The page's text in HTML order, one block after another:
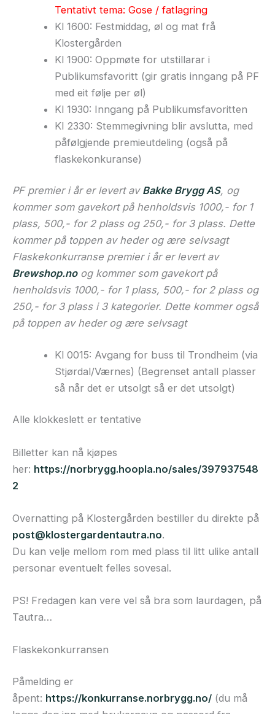
Tentativt tema: Gose / fatlagring
Kl 1600: Festmiddag, øl og mat frå
Klostergården
Kl 1900: Oppmøte for utstillarar i
Publikumsfavoritt (gir gratis inngang på PF
med eit følje per øl)
Kl 1930: Inngang på Publikumsfavoritten
Kl 2330: Stemmegivning blir avslutta, med
påfølgjende premieutdeling (også på
flaskekonkuranse)
PF premier i år er levert av Bakke Brygg AS, og
kommer som gavekort på henholdsvis 1000,- for 1
plass, 500,- for 2 plass og 250,- for 3 plass. Dette
kommer på toppen av heder og ære selvsagt
Flaskekonkurranse premier i år er levert av
Brewshop.noog kommer som gavekort på
henholdsvis 1000,- for 1 plass, 500,- for 2 plass og
250,- for 3 plass i 3 kategorier. Dette kommer også
på toppen av heder og ære selvsagt
Kl 0015: Avgang for buss til Trondheim (via
Stjørdal/Værnes) (Begrenset antall plasser
så når det er utsolgt så er det utsolgt)
Alle klokkeslett er tentative
Billetter kan nå kjøpes
her: https://norbrygg.hoopla.no/sales/397937548
2
Overnatting på Klostergården bestiller du direkte på
post@klostergardentautra.no.
Du kan velje mellom rom med plass til litt ulike antall
personar eventuelt felles sovesal.
PS! Fredagen kan vere vel så bra som laurdagen, på
Tautra…
Flaskekonkurransen
Påmelding er
åpent: https://konkurranse.norbrygg.no/ (du må